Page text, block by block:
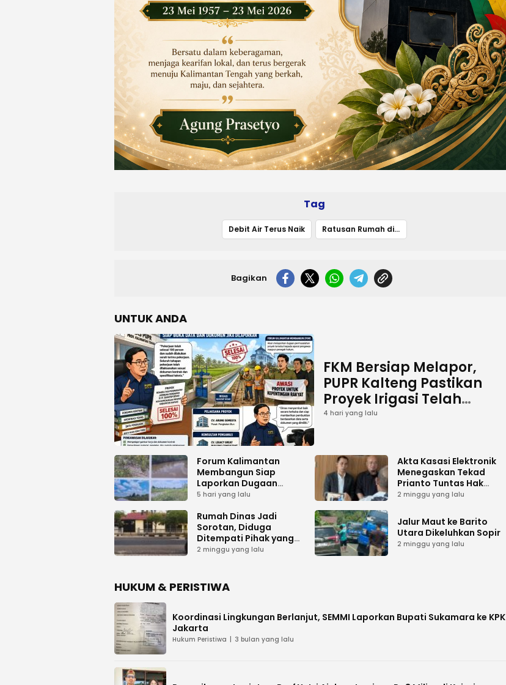
Tag
Debit Air Terus Naik Ratusan Rumah di Bangkuang Terendam dan Akses Jalan Lumpuh
Bagikan
UNTUK ANDA
FKM Bersiap Melapor,
PUPR Kalteng Pastikan
Proyek Irigasi Telah
Tuntas
4 hari yang lalu
Forum Kalimantan
Membangun Siap
Laporkan Dugaan
Proyek Bermasalah
5 hari yang lalu
Akta Kasasi Elektronik
Menegaskan Tekad
Prianto Tuntas Hak
Lahan ke Mahkamah
2 minggu yang lalu
Rumah Dinas Jadi
Sorotan, Diduga
Ditempati Pihak yang
Tak Berhak
2 minggu yang lalu
Jalur Maut ke Barito
Utara Dikeluhkan Sopir
2 minggu yang lalu
HUKUM & PERISTIWA
Koordinasi Lingkungan Berlanjut, SEMMI Laporkan Bupati Sukamara ke KPK
Jakarta
Hukum Peristiwa 3 bulan yang lalu